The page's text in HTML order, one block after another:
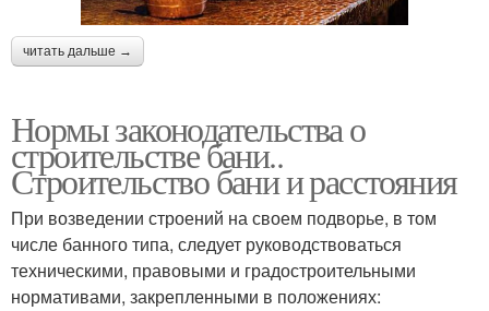
читать дальше →
Нормы законодательства о
строительстве бани..
Строительство бани и расстояния
При возведении строений на своем подворье, в том
числе банного типа, следует руководствоваться
техническими, правовыми и градостроительными
нормативами, закрепленными в положениях: